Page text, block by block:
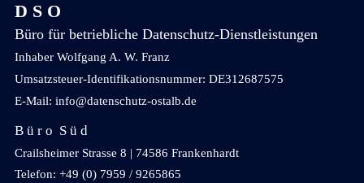
D S O
Büro für betriebliche Datenschutz-Dienstleistungen
Inhaber Wolfgang A. W. Franz
Umsatzsteuer-Identifikationsnummer: DE312687575
E-Mail: info@datenschutz-ostalb.de
B ü r o S ü d
Crailsheimer Strasse 8 | 74586 Frankenhardt
Telefon: +49 (0) 7959 / 9265865